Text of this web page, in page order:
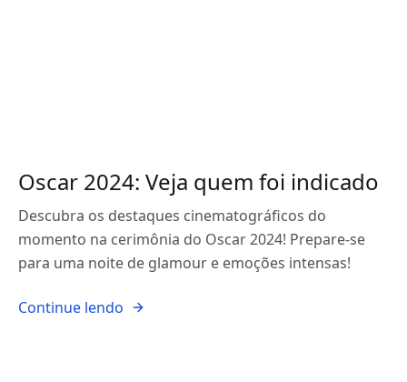
Oscar 2024: Veja quem foi indicado
Descubra os destaques cinematográficos do
momento na cerimônia do Oscar 2024! Prepare-se
para uma noite de glamour e emoções intensas!
Continue lendo